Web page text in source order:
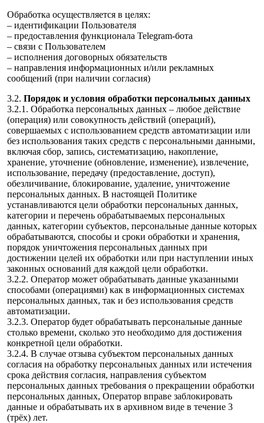
Обработка осуществляется в целях:
– идентификации Пользователя
– предоставления функционала Telegram-бота
– связи с Пользователем
– исполнения договорных обязательств
– направления информационных и/или рекламных
сообщений (при наличии согласия)
3.2. Порядок и условия обработки персональных данных
3.2.1. Обработка персональных данных – любое действие
(операция) или совокупность действий (операций),
совершаемых с использованием средств автоматизации или
без использования таких средств с персональными данными,
включая сбор, запись, систематизацию, накопление,
хранение, уточнение (обновление, изменение), извлечение,
использование, передачу (предоставление, доступ),
обезличивание, блокирование, удаление, уничтожение
персональных данных. В настоящей Политике
устанавливаются цели обработки персональных данных,
категории и перечень обрабатываемых персональных
данных, категории субъектов, персональные данные которых
обрабатываются, способы и сроки обработки и хранения,
порядок уничтожения персональных данных при
достижении целей их обработки или при наступлении иных
законных оснований для каждой цели обработки.
3.2.2. Оператор может обрабатывать данные указанными
способами (операциями) как в информационных системах
персональных данных, так и без использования средств
автоматизации.
3.2.3. Оператор будет обрабатывать персональные данные
столько времени, сколько это необходимо для достижения
конкретной цели обработки.
3.2.4. В случае отзыва субъектом персональных данных
согласия на обработку персональных данных или истечения
срока действия согласия, направления субъектом
персональных данных требования о прекращении обработки
персональных данных, Оператор вправе заблокировать
данные и обрабатывать их в архивном виде в течение 3
(трёх) лет.